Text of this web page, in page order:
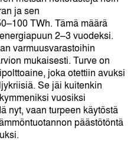
ja sen
TWh. Tämä määrä
2–3 vuodeksi.
varmuusvarastoihin
mukaisesti. Turve on
joka otettiin avuksi
Se jäi kuitenkin
vuosiksi
nyt, vaan turpeen käytöstä
päästötöntä